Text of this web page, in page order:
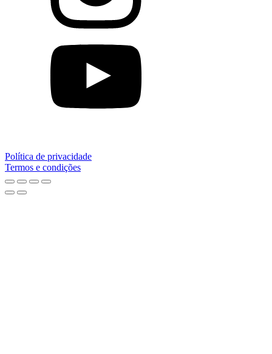
Política de privacidade
Termos e condições